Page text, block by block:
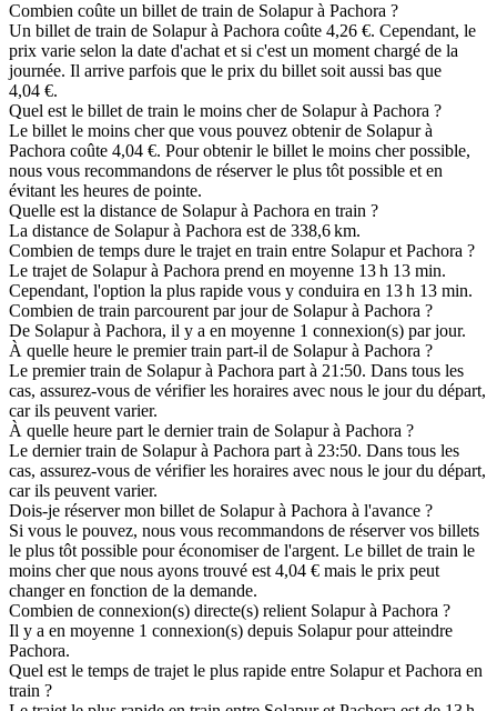
Combien coûte un billet de train de Solapur à Pachora ?
Un billet de train de Solapur à Pachora coûte 4,26 €. Cependant, le
prix varie selon la date d'achat et si c'est un moment chargé de la
journée. Il arrive parfois que le prix du billet soit aussi bas que
4,04 €.
Quel est le billet de train le moins cher de Solapur à Pachora ?
Le billet le moins cher que vous pouvez obtenir de Solapur à
Pachora coûte 4,04 €. Pour obtenir le billet le moins cher possible,
nous vous recommandons de réserver le plus tôt possible et en
évitant les heures de pointe.
Quelle est la distance de Solapur à Pachora en train ?
La distance de Solapur à Pachora est de 338,6 km.
Combien de temps dure le trajet en train entre Solapur et Pachora ?
Le trajet de Solapur à Pachora prend en moyenne 13 h 13 min.
Cependant, l'option la plus rapide vous y conduira en 13 h 13 min.
Combien de train parcourent par jour de Solapur à Pachora ?
De Solapur à Pachora, il y a en moyenne 1 connexion(s) par jour.
À quelle heure le premier train part-il de Solapur à Pachora ?
Le premier train de Solapur à Pachora part à 21:50. Dans tous les
cas, assurez-vous de vérifier les horaires avec nous le jour du départ,
car ils peuvent varier.
À quelle heure part le dernier train de Solapur à Pachora ?
Le dernier train de Solapur à Pachora part à 23:50. Dans tous les
cas, assurez-vous de vérifier les horaires avec nous le jour du départ,
car ils peuvent varier.
Dois-je réserver mon billet de Solapur à Pachora à l'avance ?
Si vous le pouvez, nous vous recommandons de réserver vos billets
le plus tôt possible pour économiser de l'argent. Le billet de train le
moins cher que nous ayons trouvé est 4,04 € mais le prix peut
changer en fonction de la demande.
Combien de connexion(s) directe(s) relient Solapur à Pachora ?
Il y a en moyenne 1 connexion(s) depuis Solapur pour atteindre
Pachora.
Quel est le temps de trajet le plus rapide entre Solapur et Pachora en
train ?